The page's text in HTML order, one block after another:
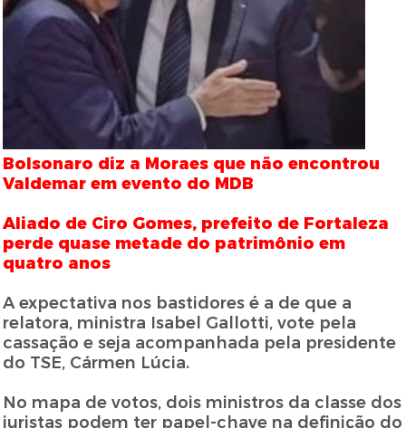
Bolsonaro diz a Moraes que não encontrou
Valdemar em evento do MDB
Aliado de Ciro Gomes, prefeito de Fortaleza
perde quase metade do patrimônio em
quatro anos
A expectativa nos bastidores é a de que a
relatora, ministra Isabel Gallotti, vote pela
cassação e seja acompanhada pela presidente
do TSE, Cármen Lúcia.
No mapa de votos, dois ministros da classe dos
juristas podem ter papel-chave na definição do